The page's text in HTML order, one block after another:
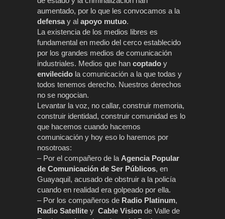
aumentado, por lo que les convocamos a la
defensay al apoyo mutuo.
La existencia de los medios libres es
fundamental en medio del cerco establecido
por los grandes medios de comunicación
industriales. Medios que han coptado y
envilecido la comunicación a la que todas y
todos tenemos derecho. Nuestros derechos
no se nogocian.
Levantar la voz, no callar, construir memoria,
construir identidad, construir comunidad es lo
que hacemos cuando hacemos
comunicación y hoy eso lo haremos por
nosotroas:
– Por el compañero de la Agencia Popular
de Comunicación de Ser Públicos, en
Guayaquil, acusado de obstruir a la policía
cuando en realidad era golpeado por ella.
– Por los compañeros de Radio Platinum,
Radio Satellite y Cable Vision de Valle de